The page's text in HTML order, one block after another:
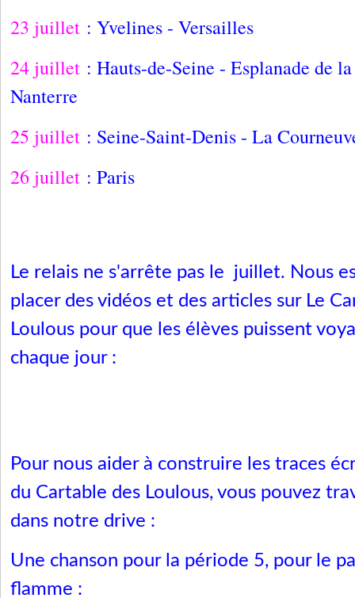
23 juillet : Yvelines - Versailles
24 juillet : Hauts-de-Seine - Esplanade de
Nanterre
25 juillet : Seine-Saint-Denis - La
26 juillet : Paris
Le relais ne s'arrête pas le juillet. Nous
placer des vidéos et des articles sur Le
Loulous pour que les élèves puissent
chaque jour :
Pour nous aider à construire les traces
du Cartable des Loulous, vous pouvez
dans notre drive :
Une chanson pour la période 5, pour le
flamme :